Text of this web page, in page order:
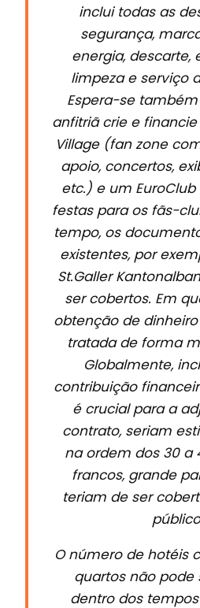
inclui todas as
segurança,
energia, descarte,
limpeza e serviço
Espera-se
anfitriã crie e
Village (fan zone
apoio, concertos,
etc.) e um
festas para os fãs-
tempo, os
existentes, por
St.Galler
ser cobertos. Em
obtenção de
tratada de forma
Globalmente,
contribuição
é crucial para a
contrato, seriam
na ordem dos 30 a
francos, grande
teriam de ser
O número de hotéis
quartos não pode
dentro dos